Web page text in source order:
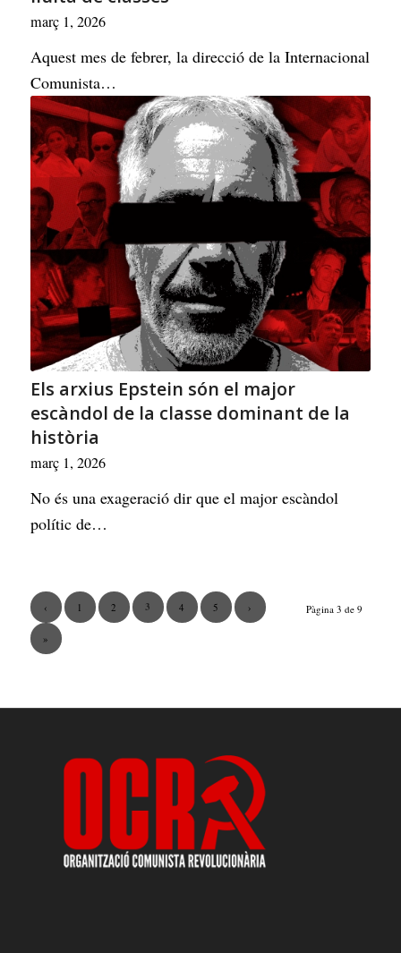
març 1, 2026
Aquest mes de febrer, la direcció de la Internacional
Comunista…
Els arxius Epstein són el major
escàndol de la classe dominant de la
història
març 1, 2026
No és una exageració dir que el major escàndol
polític de…
Pàgina 3 de 9
‹ 1 2 3 4 5 ›
»